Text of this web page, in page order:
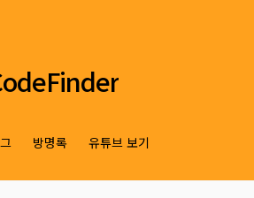
방명록 유튜브 보기